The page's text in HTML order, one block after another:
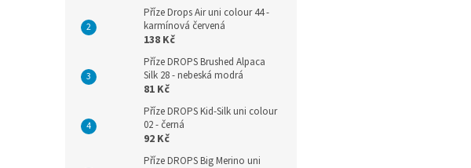
Příze Drops Air uni colour 44 -
karmínová červená
138 Kč
Příze DROPS Brushed Alpaca
Silk 28 - nebeská modrá
81 Kč
Příze DROPS Kid-Silk uni colour
02 - černá
92 Kč
Příze DROPS Big Merino uni